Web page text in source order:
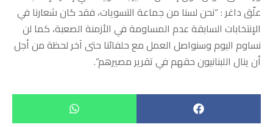
علّق داغر : “نحن لسنا من جماعة التسويات، فقد كان شعارنا في
الإنتخابات السابقة عدم المساومة في الأزمنة الصعبة، كما لن
نساوم اليوم وسنواصل العمل مع حلفائنا حتى آخر لحظة من أجل
أن ينال اللبنانيون حقهم في تقرير مصيرهم”.